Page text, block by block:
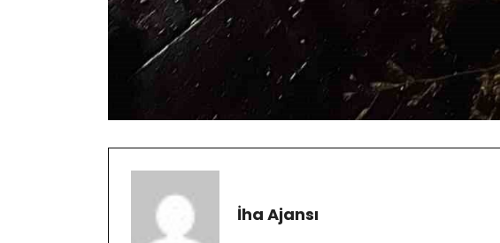
İha Ajansı